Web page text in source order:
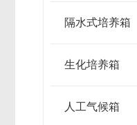
隔水式培养箱
生化培养箱
人工气候箱